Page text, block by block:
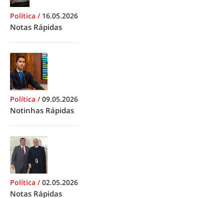
Política / 16.05.2026
Notas Rápidas
Política /09.05.2026
Notinhas Rápidas
Política /02.05.2026
Notas Rápidas